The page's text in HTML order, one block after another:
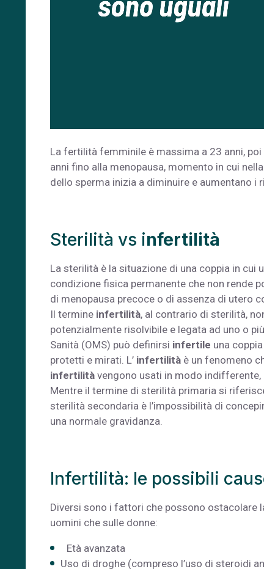
La fertilità femminile è massima a 23 anni,
anni fino alla menopausa, momento in cui
dello sperma inizia a diminuire e aumentano i
Sterilità vs infertilità
La sterilità è la situazione di una coppia in
condizione fisica permanente che non rende
di menopausa precoce o di assenza di utero
Il termine infertilità, al contrario di sterilità,
potenzialmente risolvibile e legata ad uno o
Sanità (OMS) può definirsi infertile una
protetti e mirati. L’ infertilità è un fenomeno
infertilità vengono usati in modo indifferente,
Mentre il termine di sterilità primaria si
sterilità secondaria è l’impossibilità di
una normale gravidanza.
Infertilità: le possibili
Diversi sono i fattori che possono ostacolare
uomini che sulle donne:
Età avanzata
Uso di droghe (compreso l’uso di steroidi